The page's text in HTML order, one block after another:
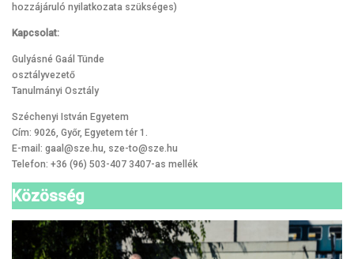
hozzájáruló nyilatkozata szükséges)
Kapcsolat:
Gulyásné Gaál Tünde
osztályvezető
Tanulmányi Osztály
Széchenyi István Egyetem
Cím: 9026, Győr, Egyetem tér 1.
E-mail: gaal@sze.hu, sze-to@sze.hu
Telefon: +36 (96) 503-407 3407-as mellék
Közösség